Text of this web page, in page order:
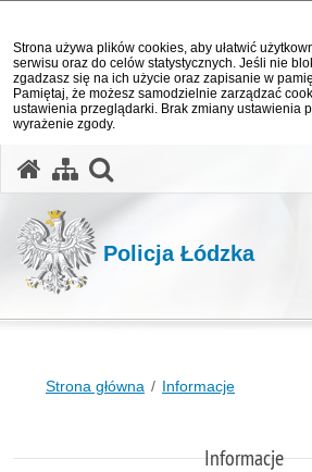
Strona używa plików cookies, aby ułatwić
serwisu oraz do celów statystycznych. Jeśli nie
zgadzasz się na ich użycie oraz zapisanie w
Pamiętaj, że możesz samodzielnie zarządzać
ustawienia przeglądarki. Brak zmiany ustawienia
wyrażenie zgody.
Policja Łódzka
Strona główna Informacje
Informacje